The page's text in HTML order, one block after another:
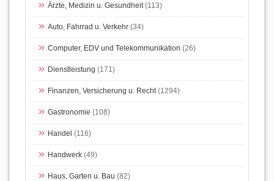
Ärzte, Medizin u. Gesundheit(113)
Auto, Fahrrad u. Verkehr (34)
Computer, EDV und Telekommunikation (26)
Dienstleistung (171)
Finanzen, Versicherung u. Recht(1294)
Gastronomie (108)
Handel (116)
Handwerk (49)
Haus, Garten u. Bau (82)